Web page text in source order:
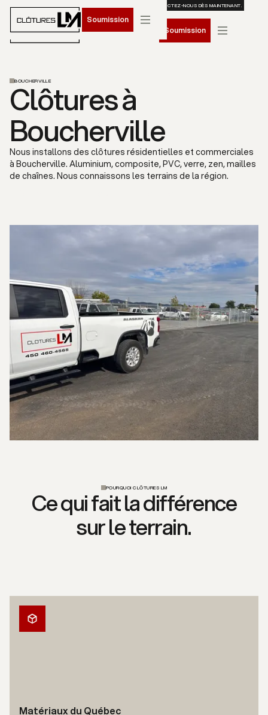
RÉSERVEZ VOTRE INSTALLATION POUR LE PRINTEMPS 2026. CONTACTEZ-NOUS DÈS MAINTENANT.
Soumission
Soumission
BOUCHERVILLE
Clôtures à
Boucherville
Nous installons des clôtures résidentielles et commerciales
à Boucherville. Aluminium, composite, PVC, verre, zen, mailles
de chaînes. Nous connaissons les terrains de la région.
POURQUOI CLÔTURES LM
Ce qui fait la différence
sur le terrain.
Matériaux du Québec